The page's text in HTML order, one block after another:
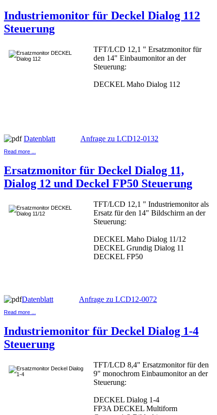
Industriemonitor für Deckel Dialog 112
Steuerung
TFT/LCD 12,1 " Ersatzmonitor für
den 14" Einbaumonitor an der
Steuerung:
DECKEL Maho Dialog 112
Datenblatt Anfrage zu LCD12-0132
Read more ...
Ersatzmonitor für Deckel Dialog 11,
Dialog 12 und Deckel FP50 Steuerung
TFT/LCD 12,1 " Industriemonitor als
Ersatz für den 14" Bildschirm an der
Steuerung:
DECKEL Maho Dialog 11/12
DECKEL Grundig Dialog 11
DECKEL FP50
Datenblatt Anfrage zu LCD12-0072
Read more ...
Industriemonitor für Deckel Dialog 1-4
Steuerung
TFT/LCD 8,4" Ersatzmonitor für den
9" monochrom Einbaumonitor an der
Steuerung:
DECKEL Dialog 1-4
FP3A DECKEL Multiform